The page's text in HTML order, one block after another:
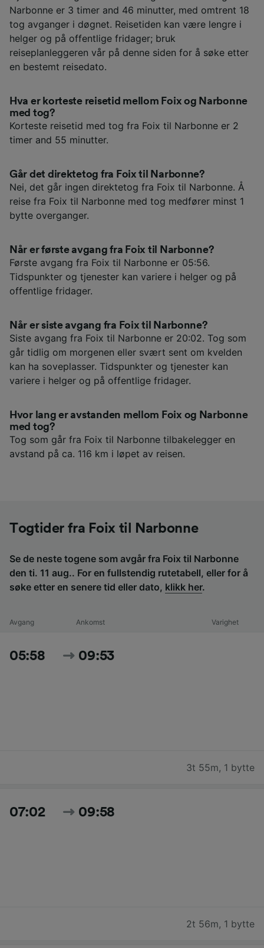
Narbonne er 3 timer and 46 minutter, med omtrent 18
tog avganger i døgnet. Reisetiden kan være lengre i
helger og på offentlige fridager; bruk
reiseplanleggeren vår på denne siden for å søke etter
en bestemt reisedato.
Hva er korteste reisetid mellom Foix og Narbonne
med tog?
Korteste reisetid med tog fra Foix til Narbonne er 2
timer and 55 minutter.
Går det direktetog fra Foix til Narbonne?
Nei, det går ingen direktetog fra Foix til Narbonne. Å
reise fra Foix til Narbonne med tog medfører minst 1
bytte overganger.
Når er første avgang fra Foix til Narbonne?
Første avgang fra Foix til Narbonne er 05:56.
Tidspunkter og tjenester kan variere i helger og på
offentlige fridager.
Når er siste avgang fra Foix til Narbonne?
Siste avgang fra Foix til Narbonne er 20:02. Tog som
går tidlig om morgenen eller svært sent om kvelden
kan ha soveplasser. Tidspunkter og tjenester kan
variere i helger og på offentlige fridager.
Hvor lang er avstanden mellom Foix og Narbonne
med tog?
Tog som går fra Foix til Narbonne tilbakelegger en
avstand på ca. 116 km i løpet av reisen.
Togtider fra Foix til Narbonne
Se de neste togene som avgår fra Foix til Narbonne
den ti. 11 aug.. For en fullstendig rutetabell, eller for å
søke etter en senere tid eller dato, klikk her.
Avgang Ankomst Varighet
05:58 09:53
3t 55m, 1 bytte
07:02 09:58
2t 56m, 1 bytte